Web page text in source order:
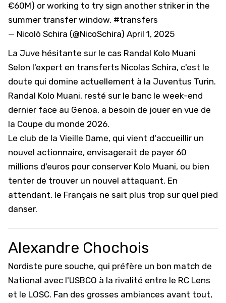
€60M) or working to try sign another striker in the
summer transfer window. #transfers
— Nicolò Schira (@NicoSchira) April 1, 2025
La Juve hésitante sur le cas Randal Kolo Muani
Selon l'expert en transferts Nicolas Schira, c'est le
doute qui domine actuellement à la Juventus Turin.
Randal Kolo Muani, resté sur le banc le week-end
dernier face au Genoa, a besoin de jouer en vue de
la Coupe du monde 2026.
Le club de la Vieille Dame, qui vient d'accueillir un
nouvel actionnaire, envisagerait de payer 60
millions d'euros pour conserver Kolo Muani, ou bien
tenter de trouver un nouvel attaquant. En
attendant, le Français ne sait plus trop sur quel pied
danser.
Alexandre Chochois
Nordiste pure souche, qui préfère un bon match de
National avec l'USBCO à la rivalité entre le RC Lens
et le LOSC. Fan des grosses ambiances avant tout,